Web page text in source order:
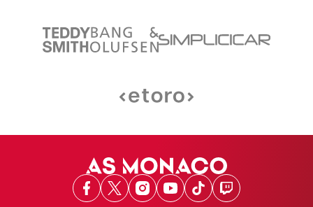
Facebook
X Instagram
Youtube
TikTokTwitch